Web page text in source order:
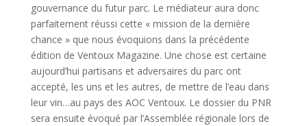
gouvernance du futur parc. Le médiateur aura donc
parfaitement réussi cette « mission de la dernière
chance » que nous évoquions dans la précédente
édition de Ventoux Magazine. Une chose est certaine
aujourd’hui partisans et adversaires du parc ont
accepté, les uns et les autres, de mettre de l’eau dans
leur vin…au pays des AOC Ventoux. Le dossier du PNR
sera ensuite évoqué par l’Assemblée régionale lors de